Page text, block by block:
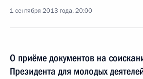
1 сентября 2013 года, 20:00
О приёме документов на
Президента для молодых